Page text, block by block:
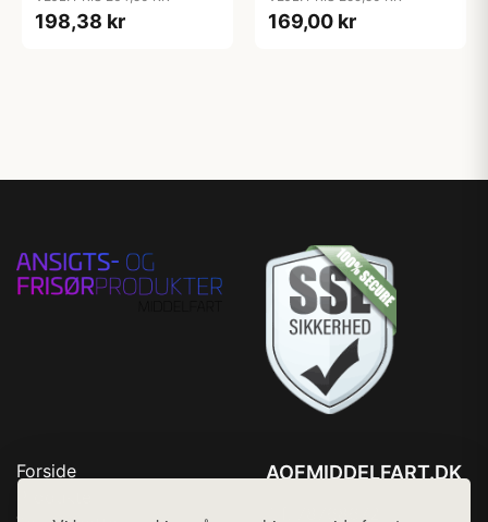
198,38 kr 169,00 kr
Forside
AOFMIDDELFART.DK